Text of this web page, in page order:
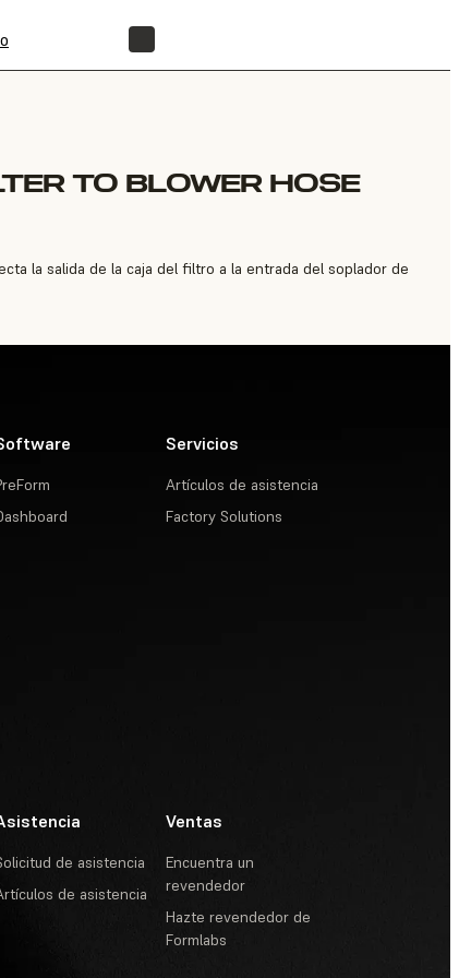
TO BLOWER HOSE
la salida de la caja del filtro a la entrada del soplador de
Servicios
Artículos de asistencia
Factory Solutions
de asistencia
de asistencia
Ventas
Encuentra un
revendedor
Hazte revendedor de
Formlabs